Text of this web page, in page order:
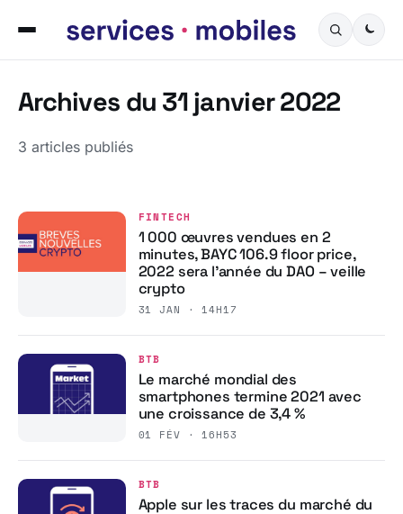
Archives du 31 janvier 2022
3 articles publiés
FINTECH
1 000 œuvres vendues en 2
minutes, BAYC 106.9 floor price,
2022 sera l’année du DAO – veille
crypto
31 JAN · 14H17
BTB
Le marché mondial des
smartphones termine 2021 avec
une croissance de 3,4 %
01 FÉV · 16H53
BTB
Apple sur les traces du marché du